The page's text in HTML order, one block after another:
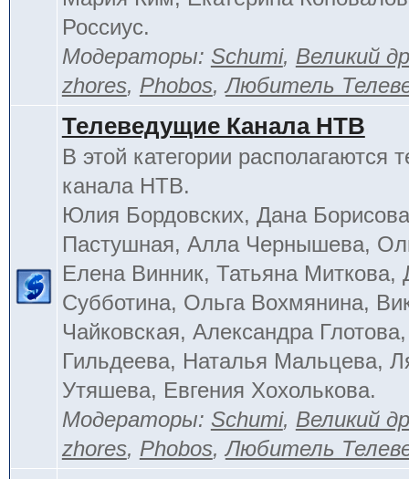
Россиус.
Модераторы: Schumi, Великий
zhores, Phobos,Любитель
Телеведущие Канала НТВ
В этой категории располагаются
канала НТВ.
Юлия Бордовских, Дана
Пастушная, Алла Чернышева,
Елена Винник, Татьяна Миткова,
Субботина, Ольга Вохмянина,
Чайковская, Александра
Гильдеева, Наталья Мальцева,
Утяшева, Евгения Хохолькова.
Модераторы: Schumi, Великий
zhores, Phobos,Любитель